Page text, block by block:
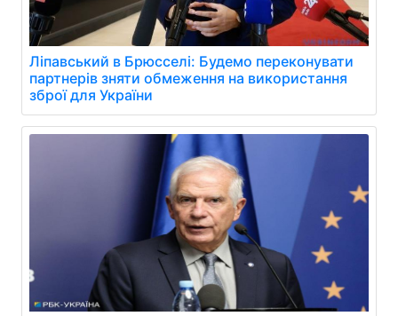
Ліпавський в Брюсселі: Будемо переконувати
партнерів зняти обмеження на використання
зброї для України